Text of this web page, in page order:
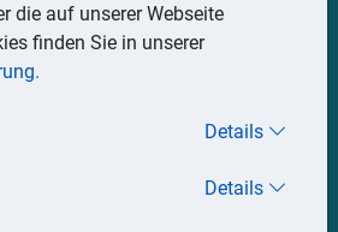
Datenschutz
die auf unserer Webseite
finden Sie in unserer
Details
Details